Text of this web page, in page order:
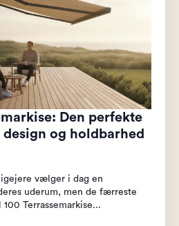
Den perfekte
og holdbarhed
vælger i dag en
uderum, men de færreste
Terrassemarkise...